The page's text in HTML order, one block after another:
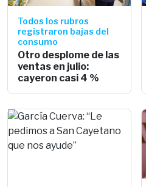
Todos los rubros
registraron bajas del
consumo
Otro desplome de las
ventas en julio:
cayeron casi 4 %